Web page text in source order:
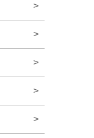
>
>
>
>
>